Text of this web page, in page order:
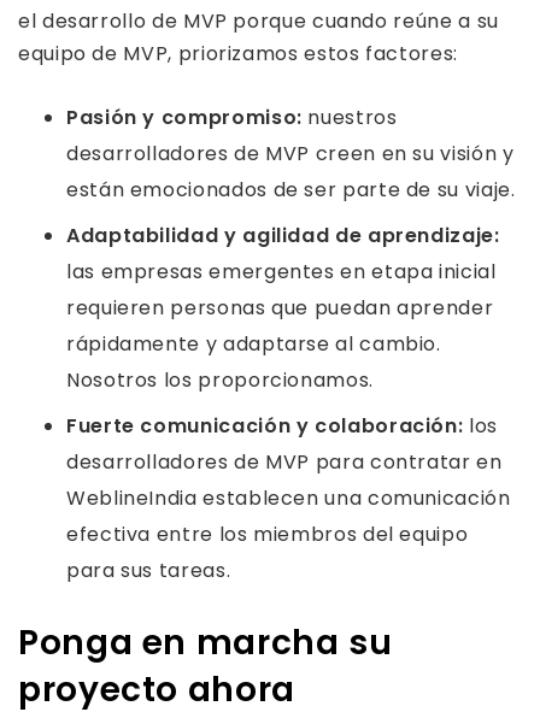
el desarrollo de MVP porque cuando reúne a su
equipo de MVP, priorizamos estos factores:
Pasión y compromiso: nuestros
desarrolladores de MVP creen en su visión y
están emocionados de ser parte de su viaje.
Adaptabilidad y agilidad de aprendizaje:
las empresas emergentes en etapa inicial
requieren personas que puedan aprender
rápidamente y adaptarse al cambio.
Nosotros los proporcionamos.
Fuerte comunicación y colaboración: los
desarrolladores de MVP para contratar en
WeblineIndia establecen una comunicación
efectiva entre los miembros del equipo
para sus tareas.
Ponga en marcha su
proyecto ahora